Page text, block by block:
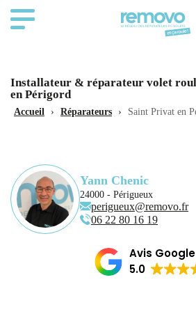
Installateur & réparateur volet
en Périgord
Accueil › Réparateurs › Saint Privat en
Yann Chenic
24000 - Périgueux
perigueux@removo.fr
06 22 80 16 19
Avis Google
5.0